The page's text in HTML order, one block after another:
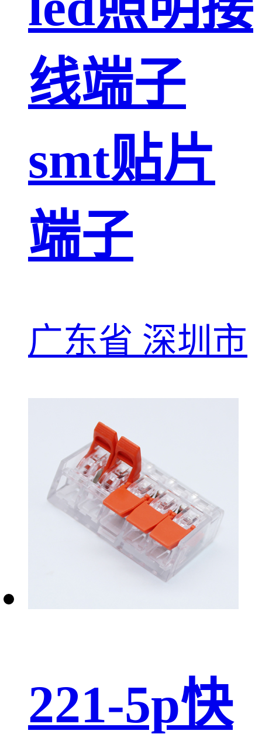
线端子
smt贴片
端子
广东省 深圳市
221-5p快